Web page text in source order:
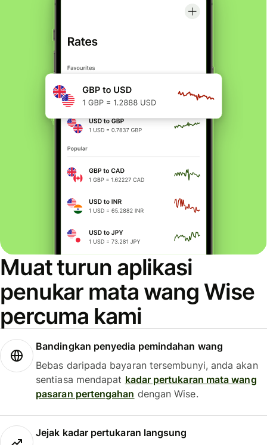
Muat turun aplikasi
penukar mata wang Wise
percuma kami
Bandingkan penyedia pemindahan wang
Bebas daripada bayaran tersembunyi, anda akan
sentiasa mendapat kadar pertukaran mata wang
pasaran pertengahan dengan Wise.
Jejak kadar pertukaran langsung